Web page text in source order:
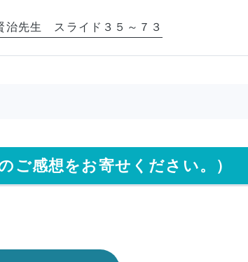
先生 スライド３５～７３
ご感想をお寄せください。）